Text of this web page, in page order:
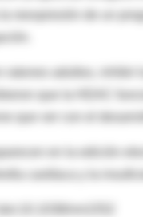
reexpresión de un
ratones adultos,
que la HDAC
que ver con el
en la edición
cardíaca y la